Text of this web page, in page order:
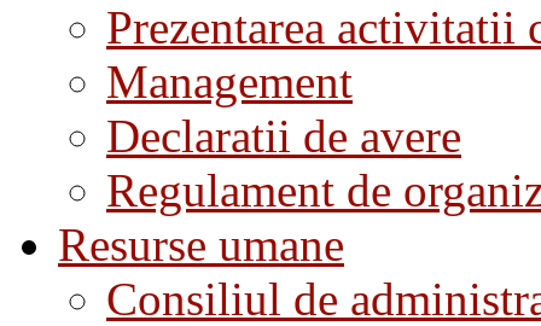
Prezentarea activitatii
Management
Declaratii de avere
Regulament de
Resurse umane
Consiliul de